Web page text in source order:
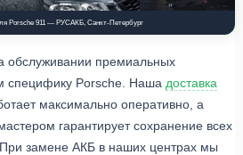
Porsche 911 — РУСАКБ, Санкт-Петербург
обслуживании премиальных
специфику Porsche. Наша доставка
максимально оперативно, а
гарантирует сохранение всех
При замене АКБ в наших центрах мы